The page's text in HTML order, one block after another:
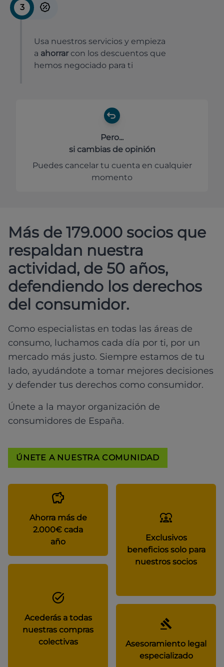
3
Usa nuestros servicios y empieza
a ahorrar con los descuentos que
hemos negociado para ti
Pero...
si cambias de opinión
Puedes cancelar tu cuenta en cualquier
momento
Más de 179.000 socios que
respaldan nuestra
actividad, de 50 años,
defendiendo los derechos
del consumidor.
Como especialistas en todas las áreas de
consumo, luchamos cada día por ti, por un
mercado más justo. Siempre estamos de tu
lado, ayudándote a tomar mejores decisiones
y defender tus derechos como consumidor.
Únete a la mayor organización de
consumidores de España.
ÚNETE A NUESTRA COMUNIDAD
Ahorra más de
2.000€ cada
año
Exclusivos
beneficios solo para
nuestros socios
Acederás a todas
nuestras compras
colectivas
Asesoramiento legal
especializado